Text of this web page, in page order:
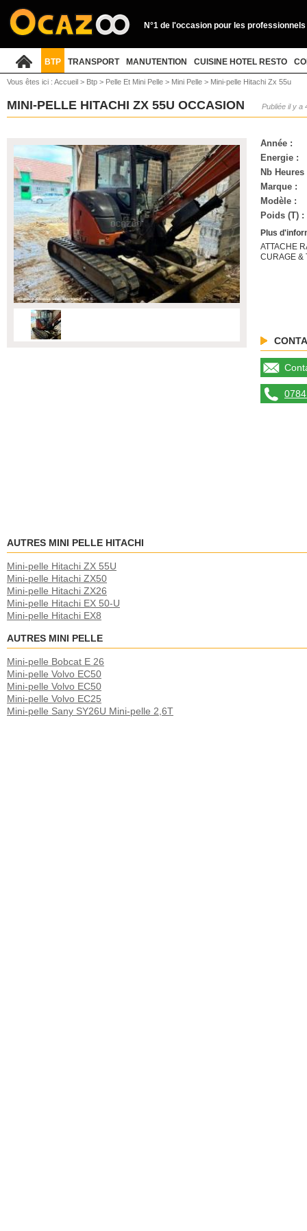
N°1 de l'occasion pour les professionnels
BTP TRANSPORT MANUTENTION CUISINE HOTEL RESTO
Vous êtes ici : Accueil > Btp > Pelle Et Mini Pelle > Mini Pelle > Mini-pelle Hitachi Zx 55u
MINI-PELLE HITACHI ZX 55U OCCASION Publiée il y a
Année :
Energie :
Nb Heures
Marque :
Modèle :
Poids (T) :
Plus
ATTACHE
CURAGE &
AUTRES MINI PELLE HITACHI
Mini-pelle Hitachi ZX 55U
Mini-pelle Hitachi ZX50
Mini-pelle Hitachi ZX26
Mini-pelle Hitachi EX 50-U
Mini-pelle Hitachi EX8
AUTRES MINI PELLE
Mini-pelle Bobcat E 26
Mini-pelle Volvo EC50
Mini-pelle Volvo EC50
Mini-pelle Volvo EC25
Mini-pelle Sany SY26U Mini-pelle 2,6T